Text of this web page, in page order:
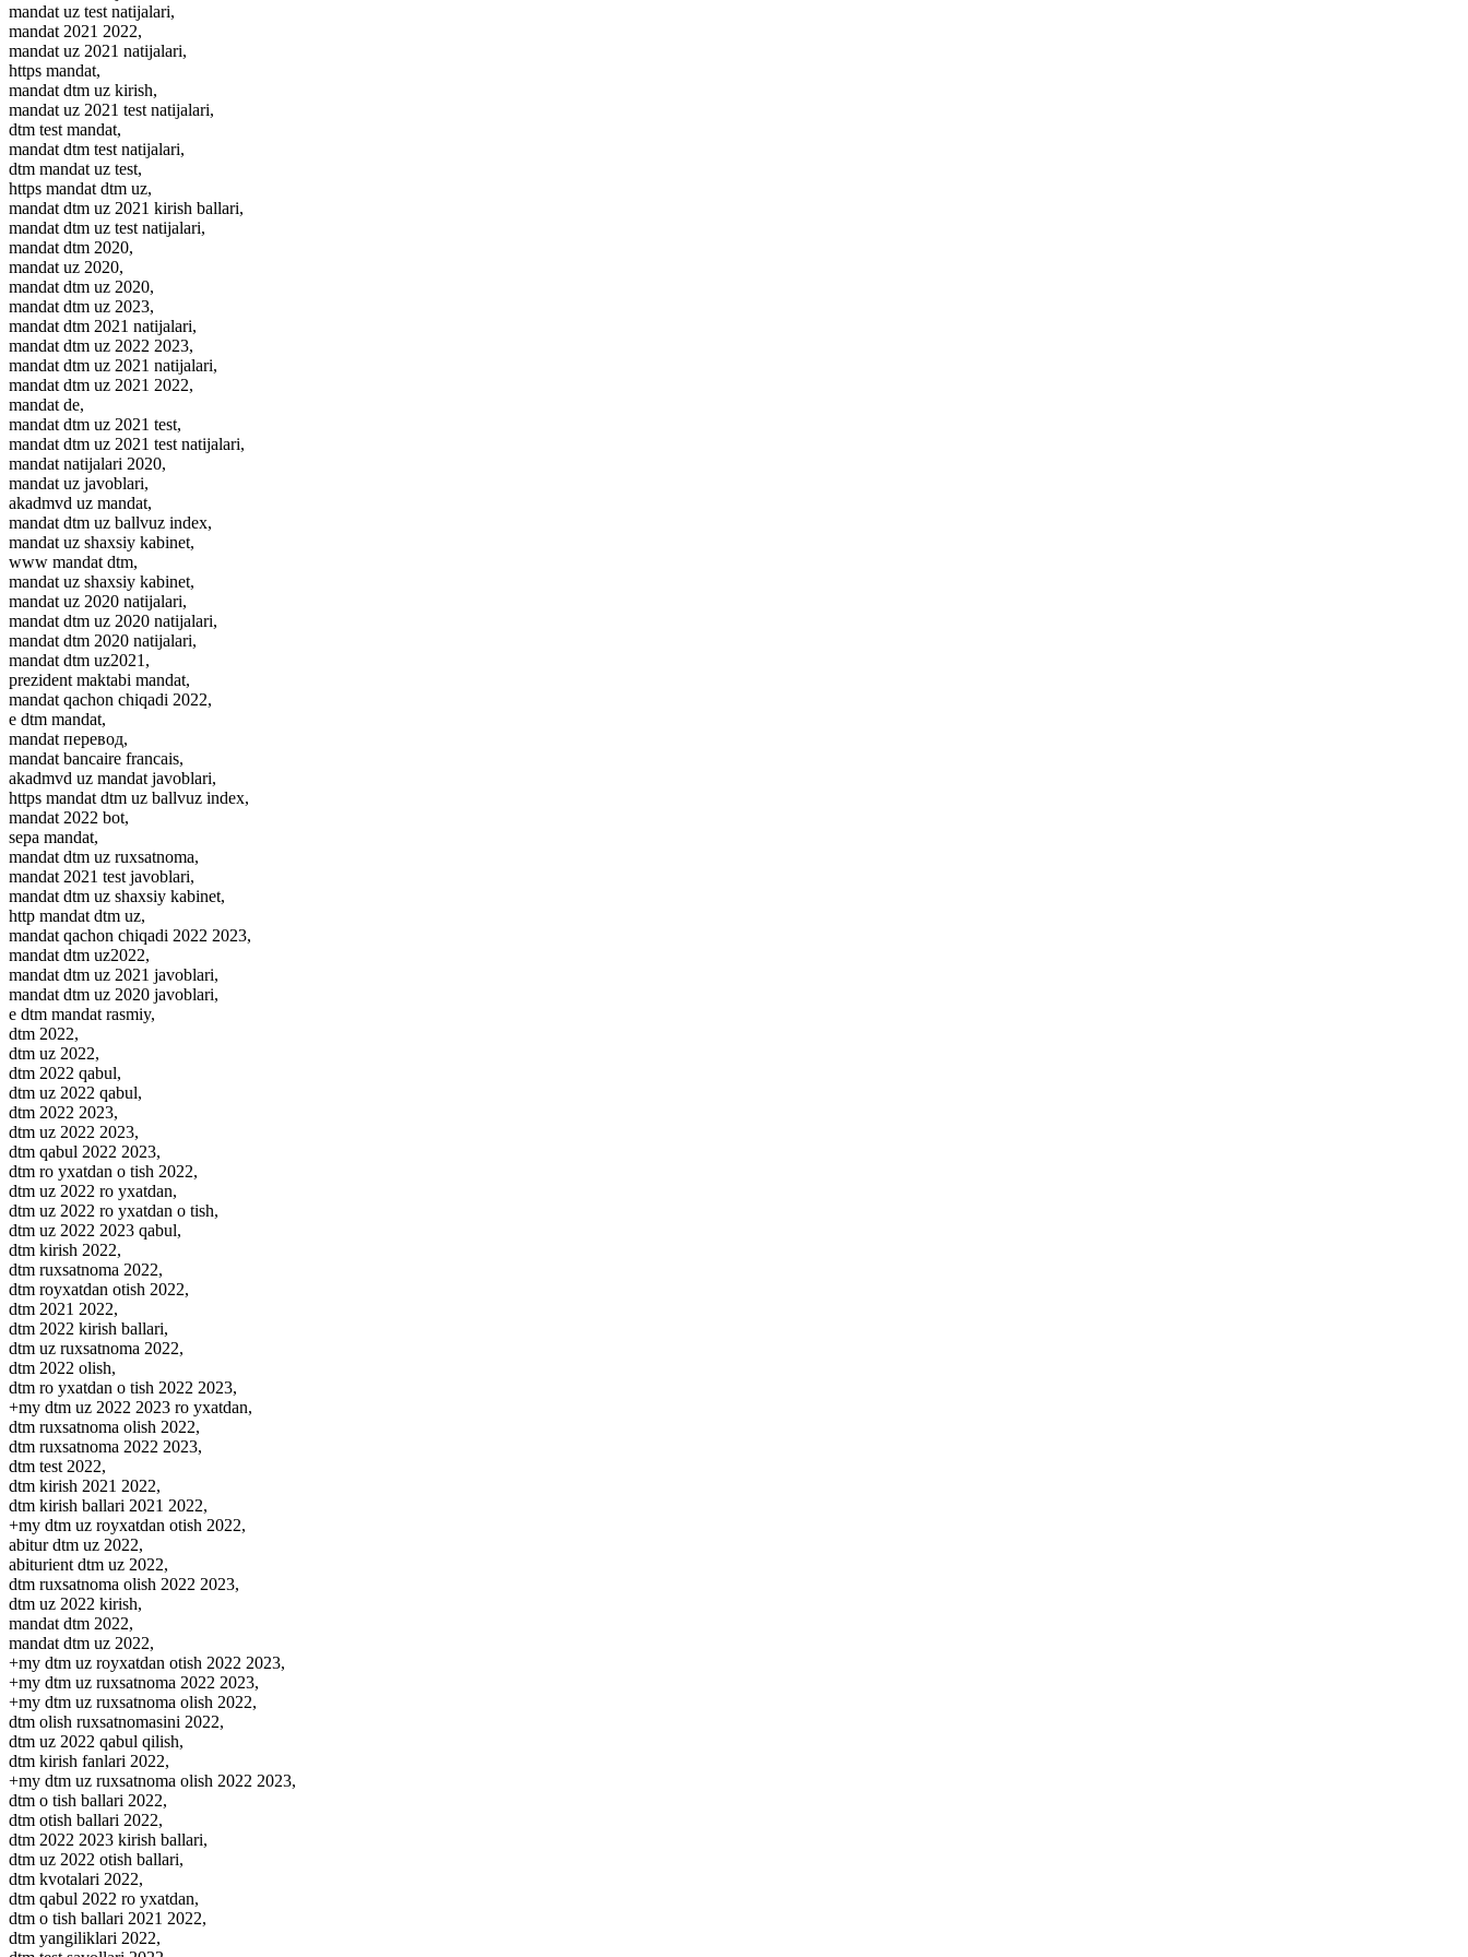
mandat uz test natijalari,
mandat 2021 2022,
mandat uz 2021 natijalari,
https mandat,
mandat dtm uz kirish,
mandat uz 2021 test natijalari,
dtm test mandat,
mandat dtm test natijalari,
dtm mandat uz test,
https mandat dtm uz,
mandat dtm uz 2021 kirish ballari,
mandat dtm uz test natijalari,
mandat dtm 2020,
mandat uz 2020,
mandat dtm uz 2020,
mandat dtm uz 2023,
mandat dtm 2021 natijalari,
mandat dtm uz 2022 2023,
mandat dtm uz 2021 natijalari,
mandat dtm uz 2021 2022,
mandat de,
mandat dtm uz 2021 test,
mandat dtm uz 2021 test natijalari,
mandat natijalari 2020,
mandat uz javoblari,
akadmvd uz mandat,
mandat dtm uz ballvuz index,
mandat uz shaxsiy kabinet,
www mandat dtm,
mandat uz shaxsiy kabinet,
mandat uz 2020 natijalari,
mandat dtm uz 2020 natijalari,
mandat dtm 2020 natijalari,
mandat dtm uz2021,
prezident maktabi mandat,
mandat qachon chiqadi 2022,
e dtm mandat,
mandat перевод,
mandat bancaire francais,
akadmvd uz mandat javoblari,
https mandat dtm uz ballvuz index,
mandat 2022 bot,
sepa mandat,
mandat dtm uz ruxsatnoma,
mandat 2021 test javoblari,
mandat dtm uz shaxsiy kabinet,
http mandat dtm uz,
mandat qachon chiqadi 2022 2023,
mandat dtm uz2022,
mandat dtm uz 2021 javoblari,
mandat dtm uz 2020 javoblari,
e dtm mandat rasmiy,
dtm 2022,
dtm uz 2022,
dtm 2022 qabul,
dtm uz 2022 qabul,
dtm 2022 2023,
dtm uz 2022 2023,
dtm qabul 2022 2023,
dtm ro yxatdan o tish 2022,
dtm uz 2022 ro yxatdan,
dtm uz 2022 ro yxatdan o tish,
dtm uz 2022 2023 qabul,
dtm kirish 2022,
dtm ruxsatnoma 2022,
dtm royxatdan otish 2022,
dtm 2021 2022,
dtm 2022 kirish ballari,
dtm uz ruxsatnoma 2022,
dtm 2022 olish,
dtm ro yxatdan o tish 2022 2023,
+my dtm uz 2022 2023 ro yxatdan,
dtm ruxsatnoma olish 2022,
dtm ruxsatnoma 2022 2023,
dtm test 2022,
dtm kirish 2021 2022,
dtm kirish ballari 2021 2022,
+my dtm uz royxatdan otish 2022,
abitur dtm uz 2022,
abiturient dtm uz 2022,
dtm ruxsatnoma olish 2022 2023,
dtm uz 2022 kirish,
mandat dtm 2022,
mandat dtm uz 2022,
+my dtm uz royxatdan otish 2022 2023,
+my dtm uz ruxsatnoma 2022 2023,
+my dtm uz ruxsatnoma olish 2022,
dtm olish ruxsatnomasini 2022,
dtm uz 2022 qabul qilish,
dtm kirish fanlari 2022,
+my dtm uz ruxsatnoma olish 2022 2023,
dtm o tish ballari 2022,
dtm otish ballari 2022,
dtm 2022 2023 kirish ballari,
dtm uz 2022 otish ballari,
dtm kvotalari 2022,
dtm qabul 2022 ro yxatdan,
dtm o tish ballari 2021 2022,
dtm yangiliklari 2022,